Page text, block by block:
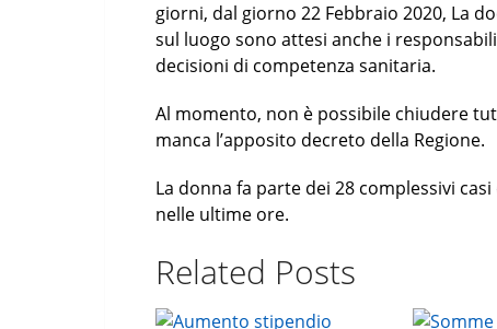
giorni, dal giorno 22 Febbraio 2020, La
sul luogo sono attesi anche i
decisioni di competenza sanitaria.
Al momento, non è possibile chiudere
manca l’apposito decreto della Regione.
La donna fa parte dei 28 complessivi
nelle ultime ore.
Related Posts